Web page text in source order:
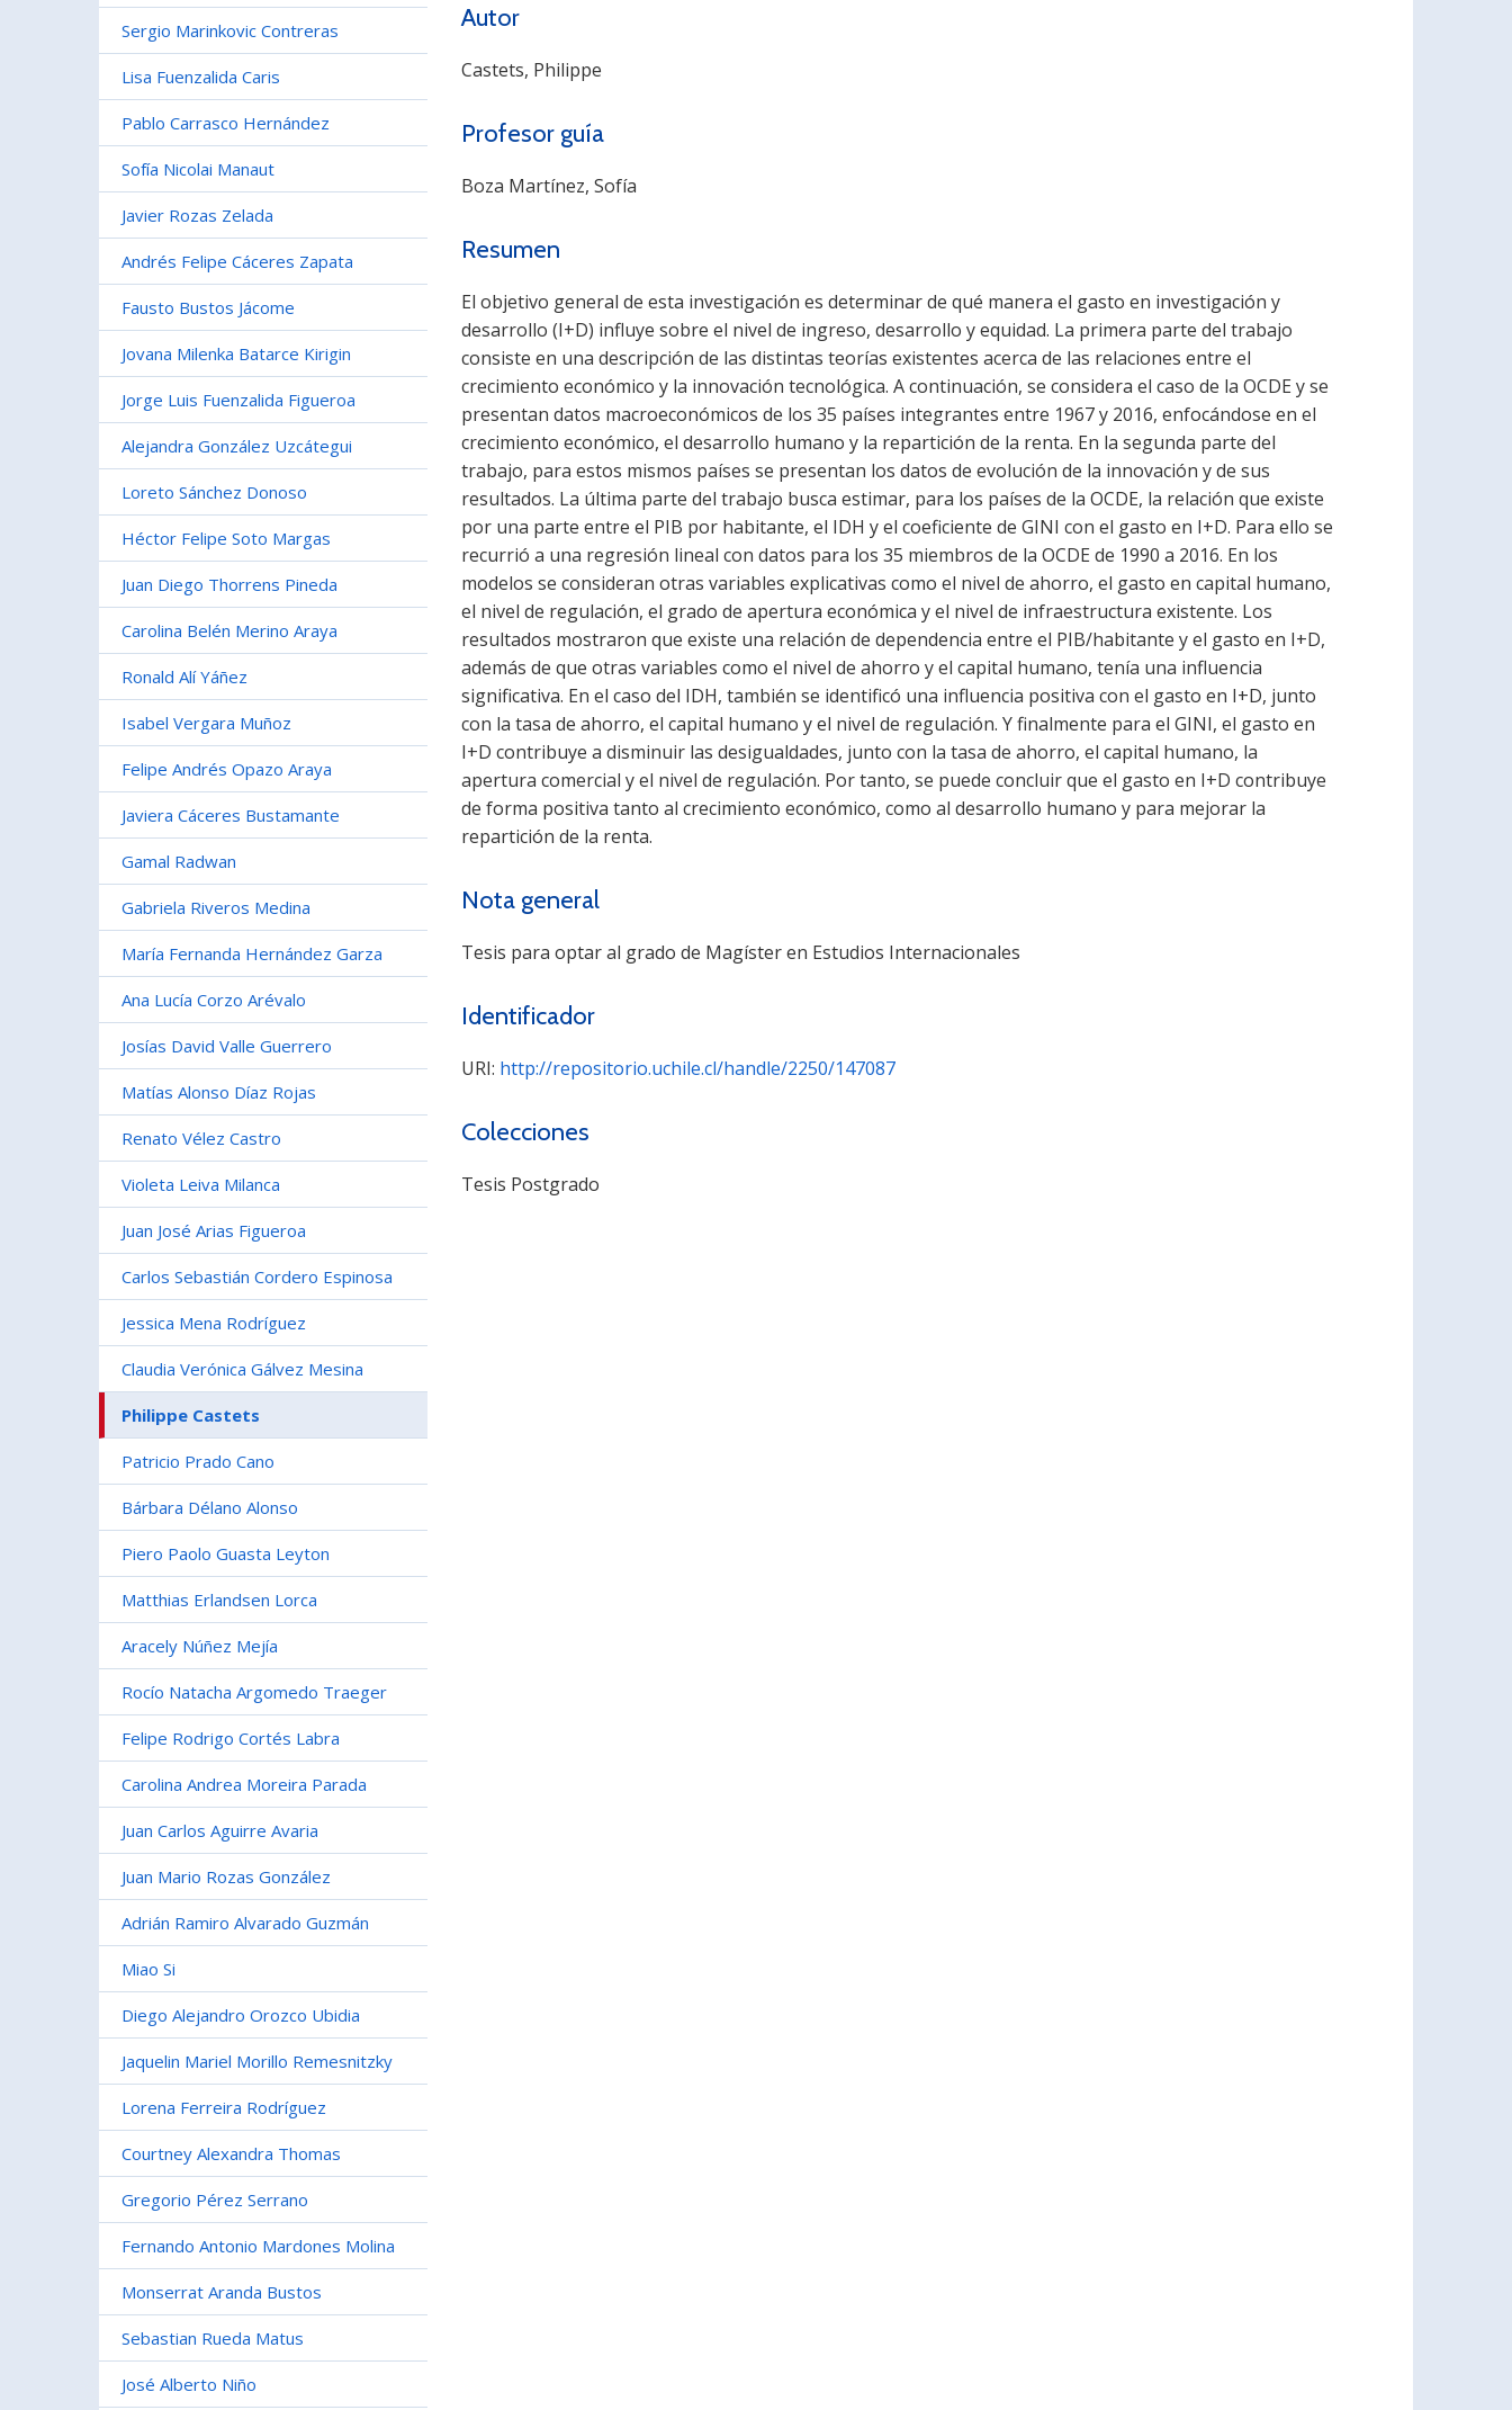
Sergio Marinkovic Contreras
Lisa Fuenzalida Caris
Pablo Carrasco Hernández
Sofía Nicolai Manaut
Javier Rozas Zelada
Andrés Felipe Cáceres Zapata
Fausto Bustos Jácome
Jovana Milenka Batarce Kirigin
Jorge Luis Fuenzalida Figueroa
Alejandra González Uzcátegui
Loreto Sánchez Donoso
Héctor Felipe Soto Margas
Juan Diego Thorrens Pineda
Carolina Belén Merino Araya
Ronald Alí Yáñez
Isabel Vergara Muñoz
Felipe Andrés Opazo Araya
Javiera Cáceres Bustamante
Gamal Radwan
Gabriela Riveros Medina
María Fernanda Hernández Garza
Ana Lucía Corzo Arévalo
Josías David Valle Guerrero
Matías Alonso Díaz Rojas
Renato Vélez Castro
Violeta Leiva Milanca
Juan José Arias Figueroa
Carlos Sebastián Cordero Espinosa
Jessica Mena Rodríguez
Claudia Verónica Gálvez Mesina
Philippe Castets
Patricio Prado Cano
Bárbara Délano Alonso
Piero Paolo Guasta Leyton
Matthias Erlandsen Lorca
Aracely Núñez Mejía
Rocío Natacha Argomedo Traeger
Felipe Rodrigo Cortés Labra
Carolina Andrea Moreira Parada
Juan Carlos Aguirre Avaria
Juan Mario Rozas González
Adrián Ramiro Alvarado Guzmán
Miao Si
Diego Alejandro Orozco Ubidia
Jaquelin Mariel Morillo Remesnitzky
Lorena Ferreira Rodríguez
Courtney Alexandra Thomas
Gregorio Pérez Serrano
Fernando Antonio Mardones Molina
Monserrat Aranda Bustos
Sebastian Rueda Matus
José Alberto Niño
Autor
Castets, Philippe
Profesor guía
Boza Martínez, Sofía
Resumen
El objetivo general de esta investigación es determinar de qué manera el gasto en investigación y
desarrollo (I+D) influye sobre el nivel de ingreso, desarrollo y equidad. La primera parte del trabajo
consiste en una descripción de las distintas teorías existentes acerca de las relaciones entre el
crecimiento económico y la innovación tecnológica. A continuación, se considera el caso de la OCDE y se
presentan datos macroeconómicos de los 35 países integrantes entre 1967 y 2016, enfocándose en el
crecimiento económico, el desarrollo humano y la repartición de la renta. En la segunda parte del
trabajo, para estos mismos países se presentan los datos de evolución de la innovación y de sus
resultados. La última parte del trabajo busca estimar, para los países de la OCDE, la relación que existe
por una parte entre el PIB por habitante, el IDH y el coeficiente de GINI con el gasto en I+D. Para ello se
recurrió a una regresión lineal con datos para los 35 miembros de la OCDE de 1990 a 2016. En los
modelos se consideran otras variables explicativas como el nivel de ahorro, el gasto en capital humano,
el nivel de regulación, el grado de apertura económica y el nivel de infraestructura existente. Los
resultados mostraron que existe una relación de dependencia entre el PIB/habitante y el gasto en I+D,
además de que otras variables como el nivel de ahorro y el capital humano, tenía una influencia
significativa. En el caso del IDH, también se identificó una influencia positiva con el gasto en I+D, junto
con la tasa de ahorro, el capital humano y el nivel de regulación. Y finalmente para el GINI, el gasto en
I+D contribuye a disminuir las desigualdades, junto con la tasa de ahorro, el capital humano, la
apertura comercial y el nivel de regulación. Por tanto, se puede concluir que el gasto en I+D contribuye
de forma positiva tanto al crecimiento económico, como al desarrollo humano y para mejorar la
repartición de la renta.
Nota general
Tesis para optar al grado de Magíster en Estudios Internacionales
Identificador
URI: http://repositorio.uchile.cl/handle/2250/147087
Colecciones
Tesis Postgrado